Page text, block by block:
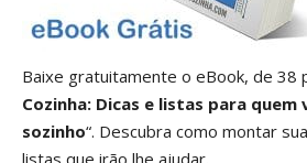
Baixe gratuitamente o eBook, de 38
Cozinha: Dicas e listas para
sozinho“. Descubra como montar
listas que irão lhe ajudar.